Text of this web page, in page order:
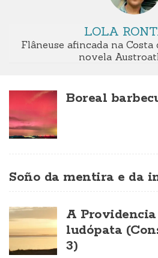
LOLA
Flâneuse afincada na Costa
novela
Boreal
Soño da mentira e da
A
ludópata
3)